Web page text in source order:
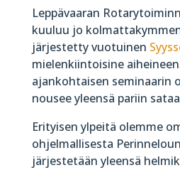
Leppävaaran
kuuluu jo
järjestetty vuotuinen
mielenkiintoisine
ajankohtaisen seminaarin
nousee yleensä pariin
Erityisen ylpeitä olemme
ohjelmallisesta
järjestetään yleensä